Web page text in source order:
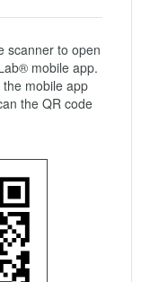
scanner to open
mobile app.
mobile app
the QR code